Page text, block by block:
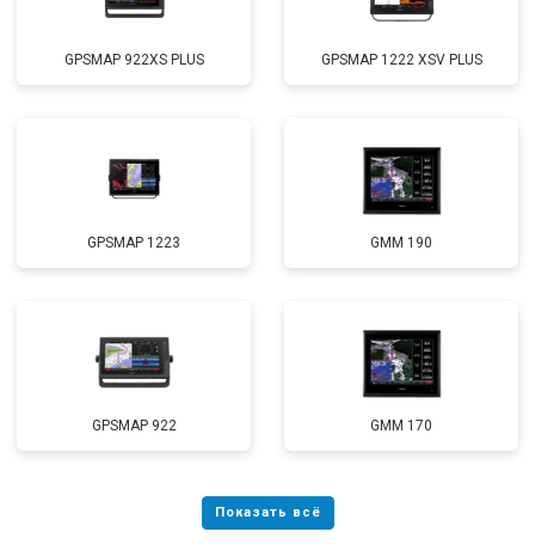
GPSMAP 922XS PLUS GPSMAP 1222 XSV PLUS
GPSMAP 1223 GMM 190
GPSMAP 922 GMM 170